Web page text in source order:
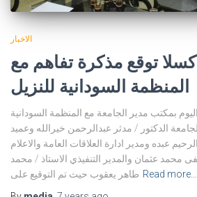
الاخبار
توقع مذكرة تفاهم مع
المنظمة السودانية للنزيل
بمكتب مدير الجامعة مع المنظمة السودانية
الدكتور / مدثر عبدالرحمن خيرالله وعميد
عبده ومدير ادارة العلاقات العامة والاعلام
محمد عثمان والمدير التنفيذي الاستاذ / محمد
طاهر يعقوب حيث تم التوقيع على Read more…